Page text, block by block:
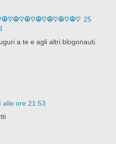
25
a te e agli altri blogonauti.
alle ore 21:53